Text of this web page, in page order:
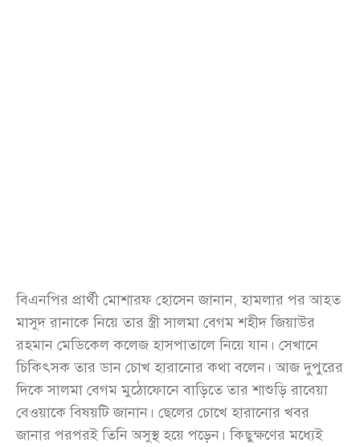
বিএনপির প্রার্থী মোশারফ হোসেন জানান, হামলার পর আহত
মাসুদ রানাকে নিয়ে তার স্ত্রী সালমা বেগম শহীদ জিয়াউর
রহমান মেডিকেল কলেজ হাসপাতালে নিয়ে যান। সেখানে
চিকিৎসক তার ডান চোখ হারানোর কথা বলেন। আজ দুপুরের
দিকে সালমা বেগম মুঠোফোনে বাড়িতে তার শাশুড়ি রাবেয়া
বেওয়াকে বিষয়টি জানান। ছেলের চোখে হারানোর খবর
জানার পরপরই তিনি অসুস্থ হয়ে পড়েন। কিছুক্ষণের মধ্যেই